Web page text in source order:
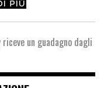
un guadagno dagli